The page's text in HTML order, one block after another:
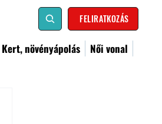
FELIRATKOZÁS
Kert, növényápolás
Női vonal